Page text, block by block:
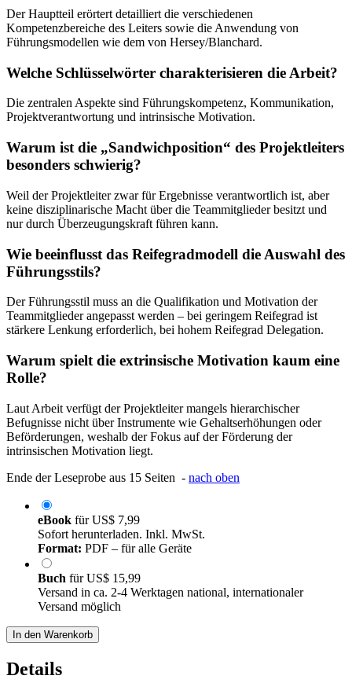
Der Hauptteil erörtert detailliert die verschiedenen
Kompetenzbereiche des Leiters sowie die Anwendung von
Führungsmodellen wie dem von Hersey/Blanchard.
Welche Schlüsselwörter charakterisieren die Arbeit?
Die zentralen Aspekte sind Führungskompetenz, Kommunikation,
Projektverantwortung und intrinsische Motivation.
Warum ist die „Sandwichposition“ des Projektleiters
besonders schwierig?
Weil der Projektleiter zwar für Ergebnisse verantwortlich ist, aber
keine disziplinarische Macht über die Teammitglieder besitzt und
nur durch Überzeugungskraft führen kann.
Wie beeinflusst das Reifegradmodell die Auswahl des
Führungsstils?
Der Führungsstil muss an die Qualifikation und Motivation der
Teammitglieder angepasst werden – bei geringem Reifegrad ist
stärkere Lenkung erforderlich, bei hohem Reifegrad Delegation.
Warum spielt die extrinsische Motivation kaum eine
Rolle?
Laut Arbeit verfügt der Projektleiter mangels hierarchischer
Befugnisse nicht über Instrumente wie Gehaltserhöhungen oder
Beförderungen, weshalb der Fokus auf der Förderung der
intrinsischen Motivation liegt.
Ende der Leseprobe aus 15 Seiten - nach oben
eBook fürUS$ 7,99
Sofort herunterladen. Inkl. MwSt.
Format: PDF – für alle Geräte
Buch fürUS$ 15,99
Versand in ca. 2-4 Werktagen national, internationaler
Versand möglich
In den Warenkorb
Details